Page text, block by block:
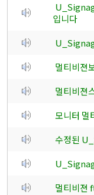
입니다
멀티비젼
멀티비젼
모니터 멀
수정된
멀티비젼